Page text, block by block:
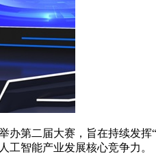
第二届大赛，旨在持续发挥
智能产业发展核心竞争力。